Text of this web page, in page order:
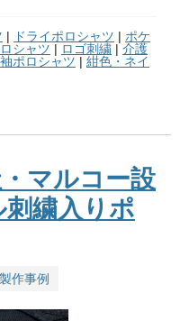
| ドライポロシャツ | ポケ
シャツ | ロゴ刺繍 | 介護
ポロシャツ | 紺色・ネイ
マルコー設
繍入りポ
作事例